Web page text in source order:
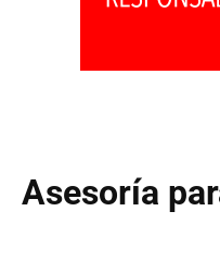
Asesoría